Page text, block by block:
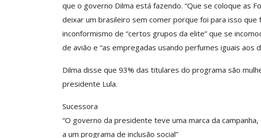
que o governo Dilma está fazendo. “Que se coloque as
deixar um brasileiro sem comer porque foi para isso que
inconformismo de “certos grupos da elite” que se
de avião e “as empregadas usando perfumes iguais aos
Dilma disse que 93% das titulares do programa são
presidente Lula.
Sucessora
“O governo da presidente teve uma marca da
a um programa de inclusão social”
O Futuro Da Nossa Carreira
Debate